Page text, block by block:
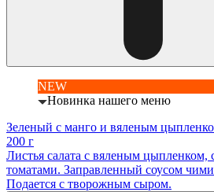
NEW
Новинка нашего меню
Зеленый с манго и вяленым
200 г
Листья салата с вяленым цыпленком,
томатами. Заправленный соусом
Подается с творожным сыром.